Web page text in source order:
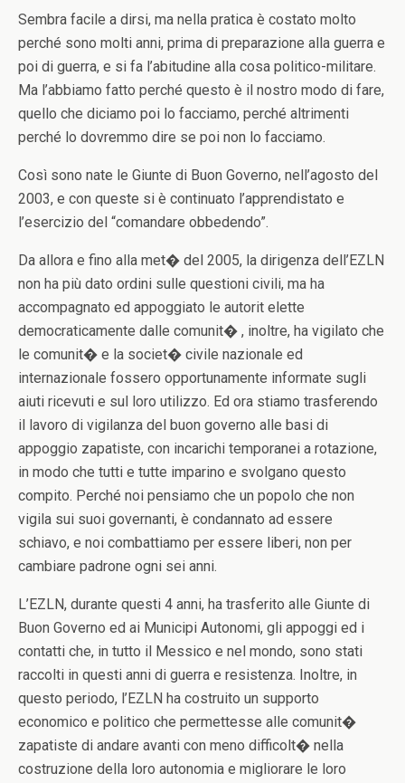
Sembra facile a dirsi, ma nella pratica è costato molto
perché sono molti anni, prima di preparazione alla guerra e
poi di guerra, e si fa l’abitudine alla cosa politico-militare.
Ma l’abbiamo fatto perché questo è il nostro modo di fare,
quello che diciamo poi lo facciamo, perché altrimenti
perché lo dovremmo dire se poi non lo facciamo.
Così sono nate le Giunte di Buon Governo, nell’agosto del
2003, e con queste si è continuato l’apprendistato e
l’esercizio del “comandare obbedendo”.
Da allora e fino alla met� del 2005, la dirigenza dell’EZLN
non ha più dato ordini sulle questioni civili, ma ha
accompagnato ed appoggiato le autorit elette
democraticamente dalle comunit� , inoltre, ha vigilato che
le comunit� e la societ� civile nazionale ed
internazionale fossero opportunamente informate sugli
aiuti ricevuti e sul loro utilizzo. Ed ora stiamo trasferendo
il lavoro di vigilanza del buon governo alle basi di
appoggio zapatiste, con incarichi temporanei a rotazione,
in modo che tutti e tutte imparino e svolgano questo
compito. Perché noi pensiamo che un popolo che non
vigila sui suoi governanti, è condannato ad essere
schiavo, e noi combattiamo per essere liberi, non per
cambiare padrone ogni sei anni.
L’EZLN, durante questi 4 anni, ha trasferito alle Giunte di
Buon Governo ed ai Municipi Autonomi, gli appoggi ed i
contatti che, in tutto il Messico e nel mondo, sono stati
raccolti in questi anni di guerra e resistenza. Inoltre, in
questo periodo, l’EZLN ha costruito un supporto
economico e politico che permettesse alle comunit�
zapatiste di andare avanti con meno difficolt� nella
costruzione della loro autonomia e migliorare le loro